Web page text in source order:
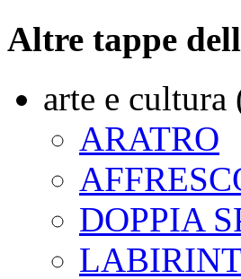
Altre tappe
arte e cultura
ARATRO
DOPPIA